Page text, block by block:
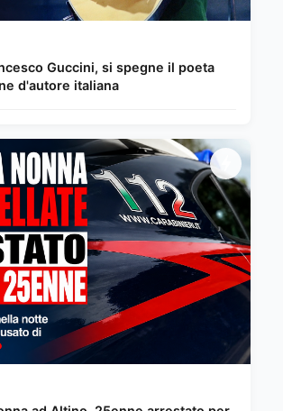
Guccini, si spegne il poeta
d'autore italiana